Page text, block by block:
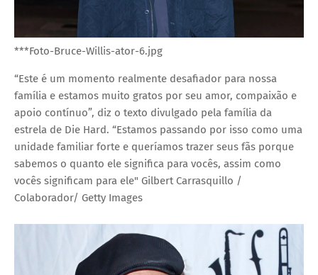
***Foto-Bruce-Willis-ator-6.jpg
“Este é um momento realmente desafiador para nossa
família e estamos muito gratos por seu amor, compaixão e
apoio contínuo”, diz o texto divulgado pela família da
estrela de Die Hard. “Estamos passando por isso como uma
unidade familiar forte e queríamos trazer seus fãs porque
sabemos o quanto ele significa para vocês, assim como
vocês significam para ele" Gilbert Carrasquillo /
Colaborador/ Getty Images